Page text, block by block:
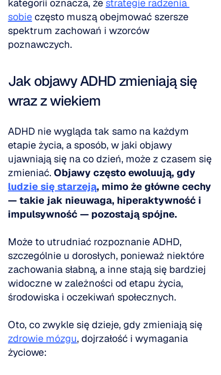
kategorii oznacza, że strategie radzenia
sobie często muszą obejmować szersze
spektrum zachowań i wzorców
poznawczych.
Jak objawy ADHD zmieniają się
wraz z wiekiem
ADHD nie wygląda tak samo na każdym
etapie życia, a sposób, w jaki objawy
ujawniają się na co dzień, może z czasem się
zmieniać.
ludzie się starzeją, mimo że główne cechy
— takie jak nieuwaga, hiperaktywność i
impulsywność — pozostają spójne.
Może to utrudniać rozpoznanie ADHD,
szczególnie u dorosłych, ponieważ niektóre
zachowania słabną, a inne stają się bardziej
widoczne w zależności od etapu życia,
środowiska i oczekiwań społecznych.
zdrowie mózgu, dojrzałość i wymagania
życiowe: